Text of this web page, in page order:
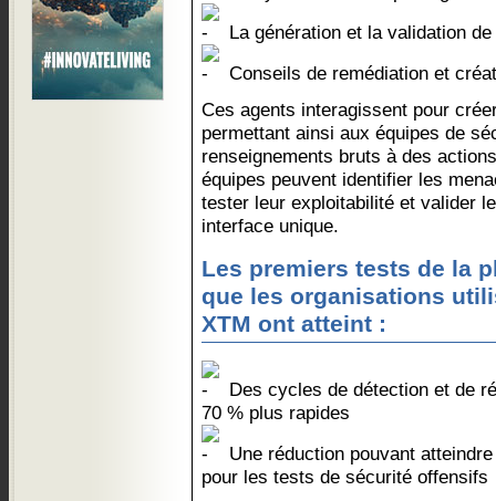
La génération et la validation
Conseils de remédiation et
Ces agents interagissent pour
permettant ainsi aux équipes de
renseignements bruts à des
équipes peuvent identifier les
tester leur exploitabilité et valider
interface unique.
Les premiers tests de la
que les organisations
XTM ont atteint :
Des cycles de détection et de
70 % plus rapides
Une réduction pouvant
pour les tests de sécurité offensifs